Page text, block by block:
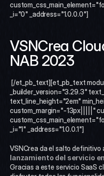
_i="0" _address="1.0.0.0"]
VSNCrea
NAB 2023
_builder_version="3.29.3"
text_line_height="2em"
custom_margin="-13px|||||"
_i="1" _address="1.0.0.1"]
VSNCrea da el salto definitivo
lanzamiento del servicio
Gracias a este servicio SaaS